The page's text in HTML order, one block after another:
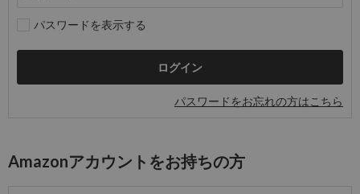
パスワードを表示する
パスワードをお忘れの方はこちら
Amazonアカウントをお持ちの方